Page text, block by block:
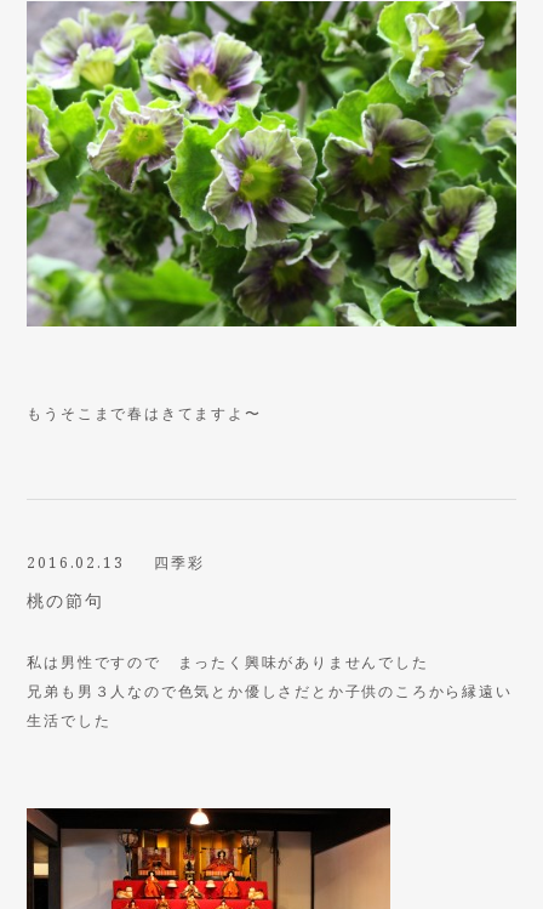
もうそこまで春はきてますよ〜
2016.02.13 四季彩
桃の節句
私は男性ですので まったく興味がありませんでした
兄弟も男３人なので色気とか優しさだとか子供のころから縁遠い
生活でした